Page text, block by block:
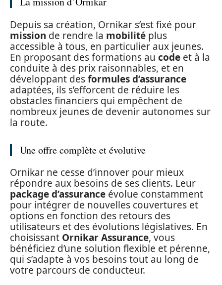
Depuis sa création, Ornikar s’est fixé pour
mission de rendre la mobilité plus
accessible à tous, en particulier aux jeunes.
En proposant des formations au code et à la
conduite à des prix raisonnables, et en
développant desformules d’assurance
adaptées, ils s’efforcent de réduire les
obstacles financiers qui empêchent de
nombreux jeunes de devenir autonomes sur
la route.
Une offre complète et évolutive
Ornikar ne cesse d’innover pour mieux
répondre aux besoins de ses clients. Leur
package d’assurance évolue constamment
pour intégrer de nouvelles couvertures et
options en fonction des retours des
utilisateurs et des évolutions législatives. En
choisissant Ornikar Assurance, vous
bénéficiez d’une solution flexible et pérenne,
qui s’adapte à vos besoins tout au long de
votre parcours de conducteur.